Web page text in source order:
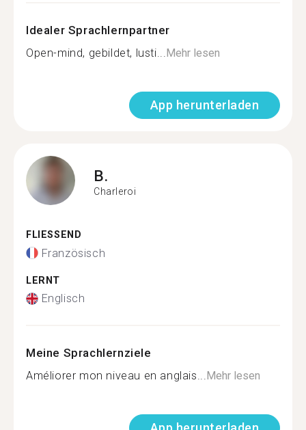
Idealer Sprachlernpartner
Open-mind, gebildet, lusti...Mehr lesen
App herunterladen
B.
Charleroi
FLIESSEND
Französisch
LERNT
Englisch
Meine Sprachlernziele
Améliorer mon niveau en anglais...Mehr lesen